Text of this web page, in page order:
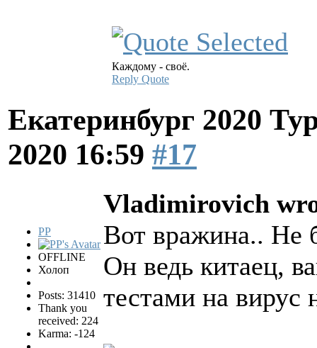
Каждому - своё.
Reply Quote
Екатеринбург 2020
2020 16:59 #17
PP
OFFLINE
Холоп
Posts: 31410
Thank you
received: 224
Karma: -124
Vladimirovich
Вот вражина.. Не
Он ведь китаец,
тестами на вирус